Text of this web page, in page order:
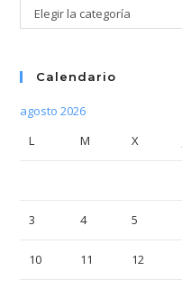
Categorías
Elegir la categoría
Calendario
agosto 2026
L
M X
3 4 5
10 11 12